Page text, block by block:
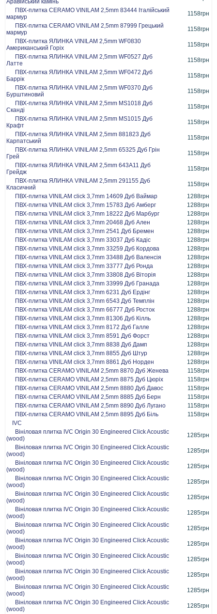
Аравійський камінь
ПВХ-плитка CERAMO VINILAM 2,5mm 83444 Італійський
мармур
1158грн
ПВХ-плитка CERAMO VINILAM 2,5mm 87999 Грецький
мармур
1158грн
ПВХ-плитка ЯЛИНКА VINILAM 2,5mm WF0830
Американський Горіх
1158грн
ПВХ-плитка ЯЛИНКА VINILAM 2,5mm WF0527 Дуб
Латте
1158грн
ПВХ-плитка ЯЛИНКА VINILAM 2,5mm WF0472 Дуб
Баррік
1158грн
ПВХ-плитка ЯЛИНКА VINILAM 2,5mm WF0370 Дуб
Бурштиновий
1158грн
ПВХ-плитка ЯЛИНКА VINILAM 2,5mm MS1018 Дуб
Сканді
1158грн
ПВХ-плитка ЯЛИНКА VINILAM 2,5mm MS1015 Дуб
Крафт
1158грн
ПВХ-плитка ЯЛИНКА VINILAM 2,5mm 881823 Дуб
Карпатський
1158грн
ПВХ-плитка ЯЛИНКА VINILAM 2,5mm 65325 Дуб Грін
Грей
1158грн
ПВХ-плитка ЯЛИНКА VINILAM 2,5mm 643A11 Дуб
Грейдж
1158грн
ПВХ-плитка ЯЛИНКА VINILAM 2,5mm 291155 Дуб
Класичний
1158грн
ПВХ-плитка VINILAM click 3,7mm 14609 Дуб Ваймар
1288грн
ПВХ-плитка VINILAM click 3,7mm 15783 Дуб Амберг
1288грн
ПВХ-плитка VINILAM click 3,7mm 18222 Дуб Марбург
1288грн
ПВХ-плитка VINILAM click 3,7mm 20468 Дуб Ален
1288грн
ПВХ-плитка VINILAM click 3,7mm 2541 Дуб Бремен
1288грн
ПВХ-плитка VINILAM click 3,7mm 33037 Дуб Кадіс
1288грн
ПВХ-плитка VINILAM click 3,7mm 33259 Дуб Кордова
1288грн
ПВХ-плитка VINILAM click 3,7mm 33488 Дуб Валенсія
1288грн
ПВХ-плитка VINILAM click 3,7mm 33777 Дуб Ронда
1288грн
ПВХ-плитка VINILAM click 3,7mm 33808 Дуб Віторія
1288грн
ПВХ-плитка VINILAM click 3,7mm 33999 Дуб Гранада
1288грн
ПВХ-плитка VINILAM click 3,7mm 6231 Дуб Ердінг
1288грн
ПВХ-плитка VINILAM click 3,7mm 6543 Дуб Темплін
1288грн
ПВХ-плитка VINILAM click 3,7mm 66777 Дуб Росток
1288грн
ПВХ-плитка VINILAM click 3,7mm 81306 Дуб Кілль
1288грн
ПВХ-плитка VINILAM click 3,7mm 8172 Дуб Галле
1288грн
ПВХ-плитка VINILAM click 3,7mm 8591 Дуб Форст
1288грн
ПВХ-плитка VINILAM click 3,7mm 8838 Дуб Дамп
1288грн
ПВХ-плитка VINILAM click 3,7mm 8855 Дуб Штур
1288грн
ПВХ-плитка VINILAM click 3,7mm 8861 Дуб Норден
1288грн
ПВХ-плитка CERAMO VINILAM 2,5mm 8870 Дуб Женева
1158грн
ПВХ-плитка CERAMO VINILAM 2,5mm 8875 Дуб Цюріх
1158грн
ПВХ-плитка CERAMO VINILAM 2,5mm 8880 Дуб Давос
1158грн
ПВХ-плитка CERAMO VINILAM 2,5mm 8885 Дуб Берн
1158грн
ПВХ-плитка CERAMO VINILAM 2,5mm 8890 Дуб Лугано
1158грн
ПВХ-плитка CERAMO VINILAM 2,5mm 8895 Дуб Біль
1158грн
IVC
Вініловая плитка IVC Origin 30 Engineered Click Acoustic
(wood)
1285грн
Вініловая плитка IVC Origin 30 Engineered Click Acoustic
(wood)
1285грн
Вініловая плитка IVC Origin 30 Engineered Click Acoustic
(wood)
1285грн
Вініловая плитка IVC Origin 30 Engineered Click Acoustic
(wood)
1285грн
Вініловая плитка IVC Origin 30 Engineered Click Acoustic
(wood)
1285грн
Вініловая плитка IVC Origin 30 Engineered Click Acoustic
(wood)
1285грн
Вініловая плитка IVC Origin 30 Engineered Click Acoustic
(wood)
1285грн
Вініловая плитка IVC Origin 30 Engineered Click Acoustic
(wood)
1285грн
Вініловая плитка IVC Origin 30 Engineered Click Acoustic
(wood)
1285грн
Вініловая плитка IVC Origin 30 Engineered Click Acoustic
(wood)
1285грн
Вініловая плитка IVC Origin 30 Engineered Click Acoustic
(wood)
1285грн
Вініловая плитка IVC Origin 30 Engineered Click Acoustic
(wood)
1285грн